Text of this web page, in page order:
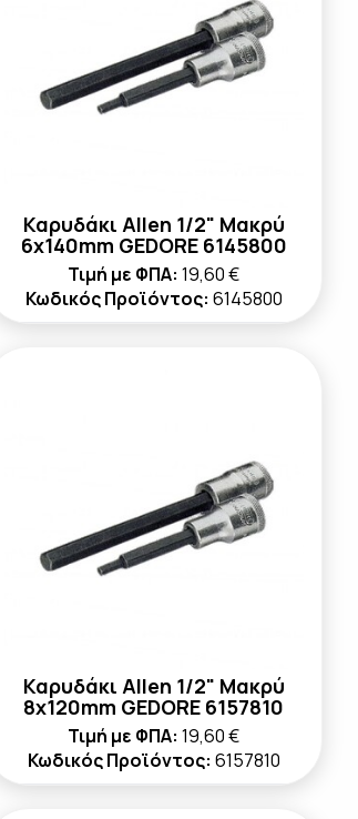
Καρυδάκι Allen 1/2" Μακρύ
6x140mm GEDORE 6145800
Τιμή με ΦΠΑ: 19,60 €
Κωδικός Προϊόντος: 6145800
Καρυδάκι Allen 1/2" Μακρύ
8x120mm GEDORE 6157810
Τιμή με ΦΠΑ: 19,60 €
Κωδικός Προϊόντος: 6157810